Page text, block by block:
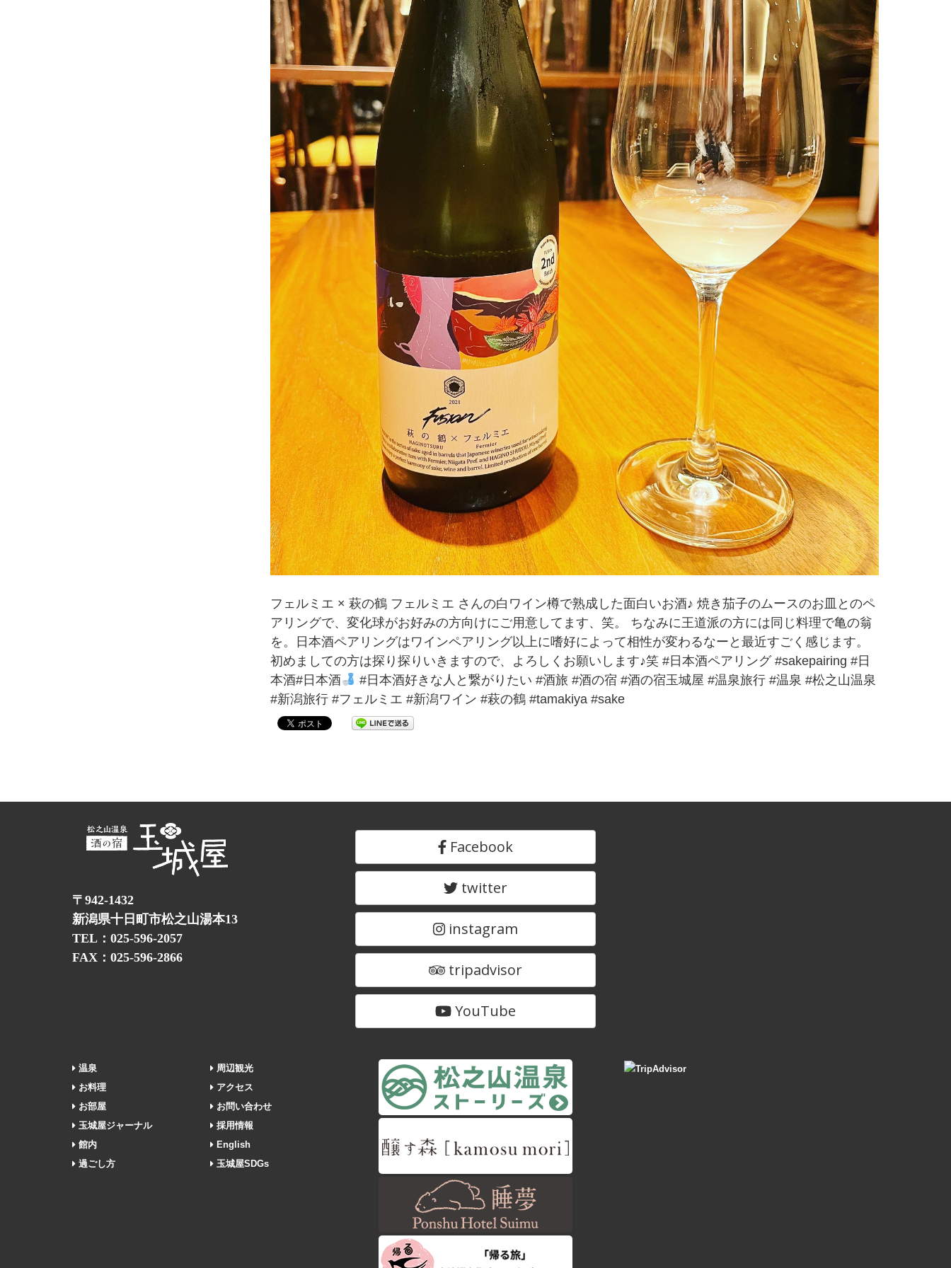
フェルミエ × 萩の鶴 フェルミエ さんの白ワイン樽で熟成した面白いお酒♪ 焼き茄子のムースのお皿とのペ
アリングで、変化球がお好みの方向けにご用意してます、笑。 ちなみに王道派の方には同じ料理で亀の翁
を。日本酒ペアリングはワインペアリング以上に嗜好によって相性が変わるなーと最近すごく感じます。
初めましての方は探り探りいきますので、よろしくお願いします♪笑 #日本酒ペアリング #sakepairing #日
本酒#日本酒
#日本酒好きな人と繋がりたい #酒旅 #酒の宿 #酒の宿玉城屋 #温泉旅行 #温泉 #松之山温泉
#新潟旅行 #フェルミエ #新潟ワイン #萩の鶴 #tamakiya #sake
〒942-1432
新潟県十日町市松之山湯本13
TEL：025-596-2057
FAX：025-596-2866
Facebook
twitter
instagram
tripadvisor
YouTube
温泉
お料理
お部屋
玉城屋ジャーナル
館内
過ごし方
周辺観光
アクセス
お問い合わせ
採用情報
English
玉城屋SDGs